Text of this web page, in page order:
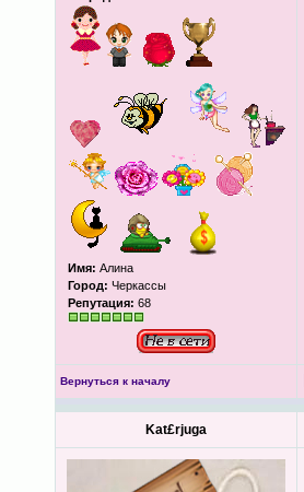
Имя: Алина
Город: Черкассы
Репутация: 68
Вернуться к началу
Kat£rjuga